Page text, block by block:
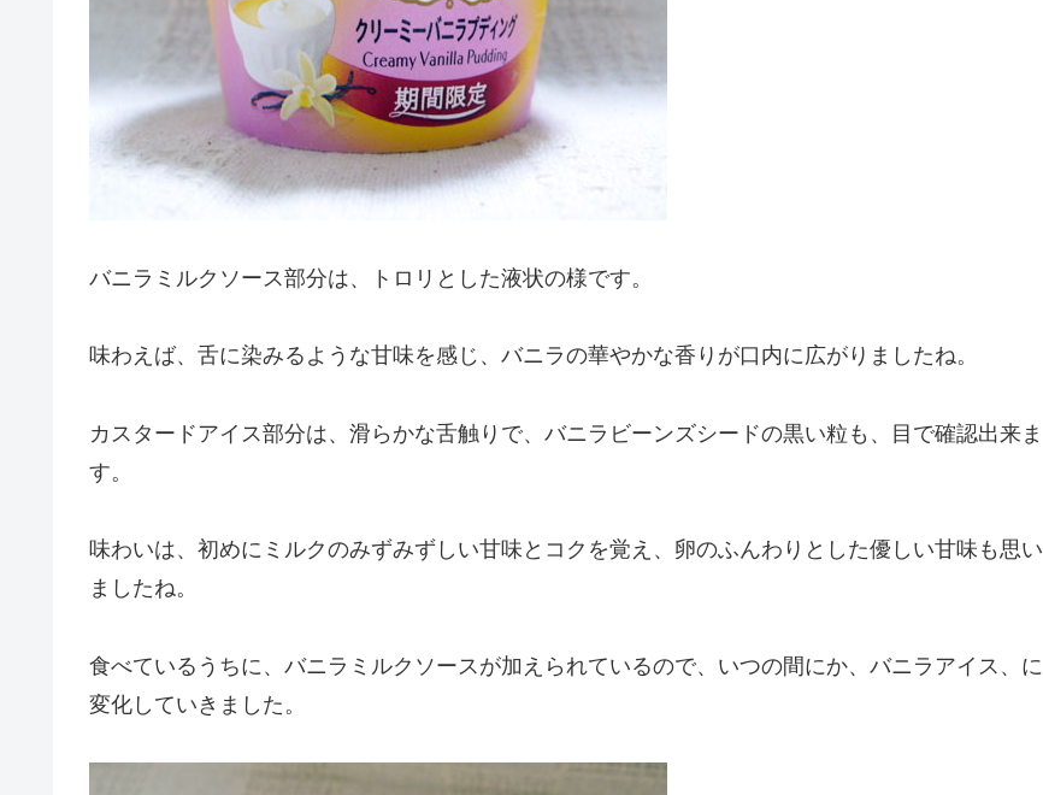
バニラミルクソース部分は、トロリとした液状の様です。
味わえば、舌に染みるような甘味を感じ、バニラの華やかな香りが口内に広がりましたね。
カスタードアイス部分は、滑らかな舌触りで、バニラビーンズシードの黒い粒も、目で確認出来ま
す。
味わいは、初めにミルクのみずみずしい甘味とコクを覚え、卵のふんわりとした優しい甘味も思い
ましたね。
食べているうちに、バニラミルクソースが加えられているので、いつの間にか、バニラアイス、に
変化していきました。